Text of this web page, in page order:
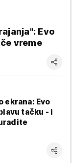
Evo
vreme
ekrana: Evo
tačku - i